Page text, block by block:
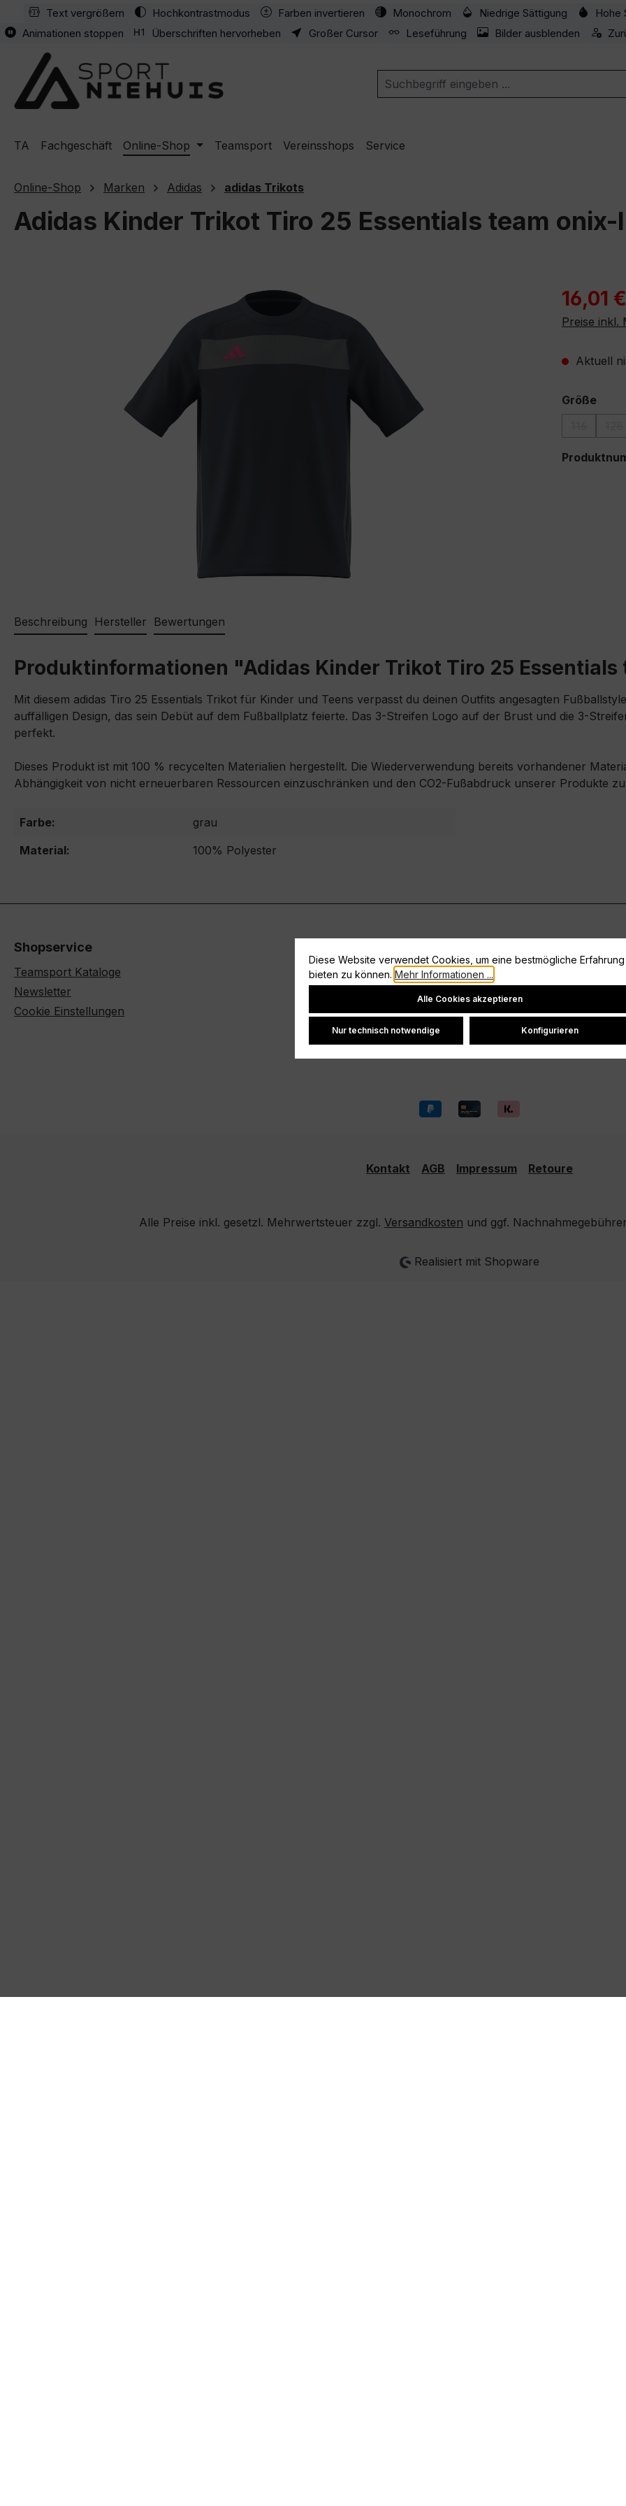
Hauptinhalt springen
Zur Suche springen
Zur Hauptnavigation springen
Text vergrößern Hochkontrastmodus Farben invertieren Monochrom Niedrige Sättigung Hohe
Animationen stoppen
Überschriften hervorheben Großer Cursor Leseführung Bilder ausblenden
TA Fachgeschäft Online-Shop Teamsport Vereinsshops Service
Online-Shop Marken Adidas adidas Trikots
Adidas Kinder Trikot Tiro 25 Essentials team
16,01 €
Preise inkl.
Aktuell
Größe
(Diese
Beschreibung Hersteller Bewertungen
Produktinformationen "Adidas Kinder Trikot Tiro 25
Mit diesem adidas Tiro 25 Essentials Trikot für Kinder und Teens verpasst du deinen Outfits angesagten
auffälligen Design, das sein Debüt auf dem Fußballplatz feierte. Das 3-Streifen Logo auf der Brust und die 3-
perfekt.
Dieses Produkt ist mit 100 % recycelten Materialien hergestellt. Die Wiederverwendung bereits vorhandener
Abhängigkeit von nicht erneuerbaren Ressourcen einzuschränken und den CO2-Fußabdruck unserer Produkte
Farbe:
grau
Material:
100% Polyester
Shopservice
Teamsport Kataloge
Newsletter
Cookie Einstellungen
Vertrag widerrufen
Widerrufsrecht
Versand und Zahlung
Kontakt AGB Impressum Retoure
Alle Preise inkl. gesetzl. Mehrwertsteuer zzgl. Versandkosten und ggf.
Realisiert mit Shopware
Diese Website verwendet Cookies, um eine bestmögliche Erfahrung
bieten zu können. Mehr Informationen ...
Cookie-Einstellungen
Alle Cookies akzeptieren
Nur technisch notwendige Konfigurieren